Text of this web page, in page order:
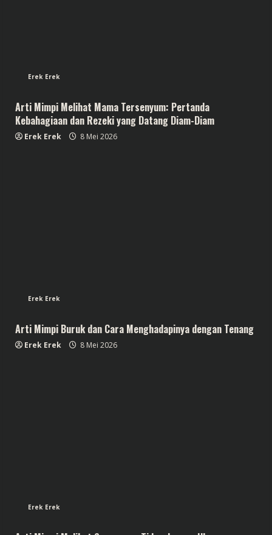
Erek Erek
Arti Mimpi Melihat Mama Tersenyum: Pertanda
Kebahagiaan dan Rezeki yang Datang Diam-Diam
Erek Erek 8 Mei 2026
Erek Erek
Arti Mimpi Buruk dan Cara Menghadapinya dengan Tenang
Erek Erek 8 Mei 2026
Erek Erek